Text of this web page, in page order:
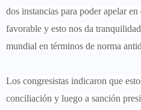
dos instancias para poder apelar
favorable y esto nos da
mundial en términos de norma
Los congresistas indicaron que
conciliación y luego a sanción